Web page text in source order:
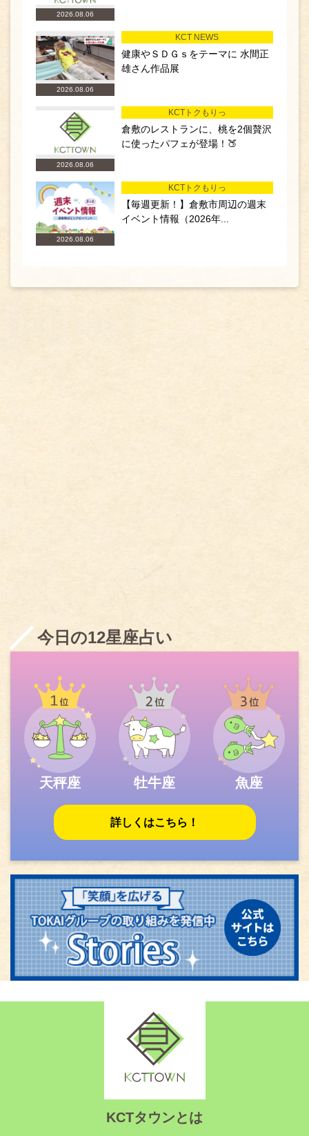
2026.08.06
2026.08.06
KCT NEWS
健康やＳＤＧｓをテーマに 水間正
雄さん作品展
2026.08.06
KCTトクもりっ
倉敷のレストランに、桃を2個贅沢
に使ったパフェが登場！🍑
2026.08.06
KCTトクもりっ
【毎週更新！】倉敷市周辺の週末
イベント情報（2026年...
今日の12星座占い
天秤座 牡牛座 魚座
詳しくはこちら！
KCTタウンとは